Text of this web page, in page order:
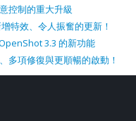
控制的重大升級
特效、令人振奮的更新！
3.3 的新功能
多項修復與更順暢的啟動！